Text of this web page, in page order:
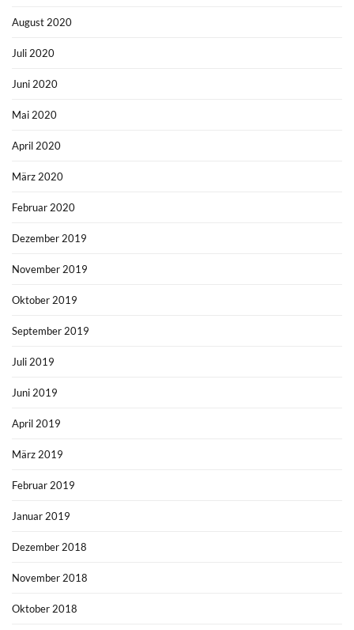
August 2020
Juli 2020
Juni 2020
Mai 2020
April 2020
März 2020
Februar 2020
Dezember 2019
November 2019
Oktober 2019
September 2019
Juli 2019
Juni 2019
April 2019
März 2019
Februar 2019
Januar 2019
Dezember 2018
November 2018
Oktober 2018